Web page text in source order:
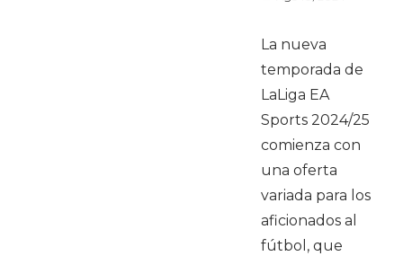
La nueva
temporada de
LaLiga EA
Sports 2024/25
comienza con
una oferta
variada para los
aficionados al
fútbol, que